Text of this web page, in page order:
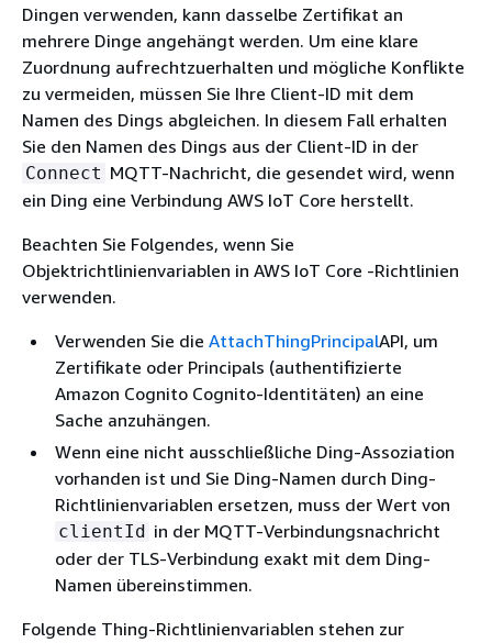
Dingen verwenden, kann dasselbe Zertifikat an
mehrere Dinge angehängt werden. Um eine klare
Zuordnung aufrechtzuerhalten und mögliche Konflikte
zu vermeiden, müssen Sie Ihre Client-ID mit dem
Namen des Dings abgleichen. In diesem Fall erhalten
Sie den Namen des Dings aus der Client-ID in der
Connect MQTT-Nachricht, die gesendet wird, wenn
ein Ding eine Verbindung AWS IoT Core herstellt.
Beachten Sie Folgendes, wenn Sie
Objektrichtlinienvariablen in AWS IoT Core -Richtlinien
verwenden.
Verwenden Sie die AttachThingPrincipalAPI, um
Zertifikate oder Principals (authentifizierte
Amazon Cognito Cognito-Identitäten) an eine
Sache anzuhängen.
Wenn eine nicht ausschließliche Ding-Assoziation
vorhanden ist und Sie Ding-Namen durch Ding-
Richtlinienvariablen ersetzen, muss der Wert von
clientId in der MQTT-Verbindungsnachricht
oder der TLS-Verbindung exakt mit dem Ding-
Namen übereinstimmen.
Folgende Thing-Richtlinienvariablen stehen zur